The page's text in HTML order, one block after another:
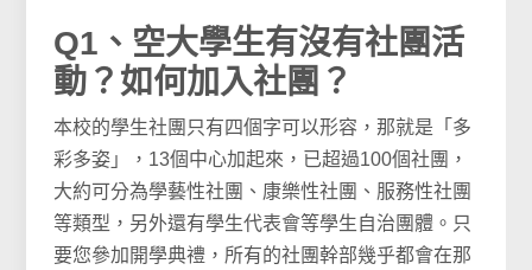
Q1、空大學生有沒有社團活
動？如何加入社團？
本校的學生社團只有四個字可以形容，那就是「多
彩多姿」，13個中心加起來，已超過100個社團，
大約可分為學藝性社團、康樂性社團、服務性社團
等類型，另外還有學生代表會等學生自治團體。只
要您參加開學典禮，所有的社團幹部幾乎都會在那